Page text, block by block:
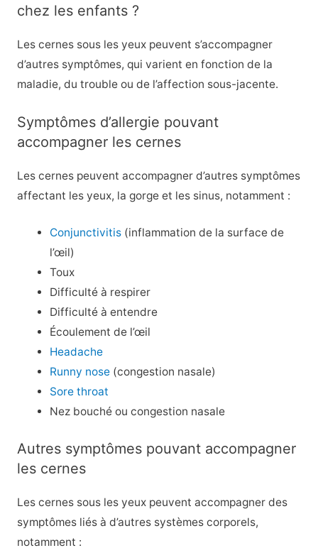
chez les enfants ?
Les cernes sous les yeux peuvent s’accompagner
d’autres symptômes, qui varient en fonction de la
maladie, du trouble ou de l’affection sous-jacente.
Symptômes d’allergie pouvant
accompagner les cernes
Les cernes peuvent accompagner d’autres symptômes
affectant les yeux, la gorge et les sinus, notamment :
Conjunctivitis (inflammation de la surface de
l’œil)
Toux
Difficulté à respirer
Difficulté à entendre
Écoulement de l’œil
Headache
Runny nose (congestion nasale)
Sore throat
Nez bouché ou congestion nasale
Autres symptômes pouvant accompagner
les cernes
Les cernes sous les yeux peuvent accompagner des
symptômes liés à d’autres systèmes corporels,
notamment :